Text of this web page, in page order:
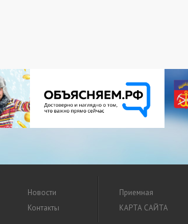
Новости
Контакты
Приемная
КАРТА САЙТА